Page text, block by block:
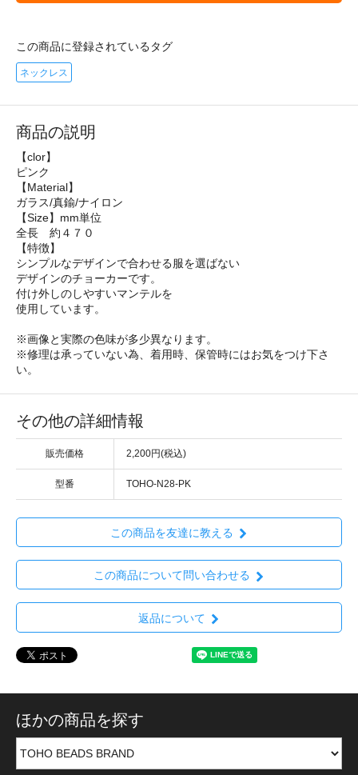
この商品に登録されているタグ
ネックレス
商品の説明
【clor】
ピンク
【Material】
ガラス/真鍮/ナイロン
【Size】mm単位
全長 約４７０
【特徴】
シンプルなデザインで合わせる服を選ばない
デザインのチョーカーです。
付け外しのしやすいマンテルを
使用しています。
※画像と実際の色味が多少異なります。
※修理は承っていない為、着用時、保管時にはお気をつけ下さ
い。
その他の詳細情報
販売価格 2,200円(税込)
型番 TOHO-N28-PK
この商品を友達に教える
この商品について問い合わせる
返品について
ほかの商品を探す